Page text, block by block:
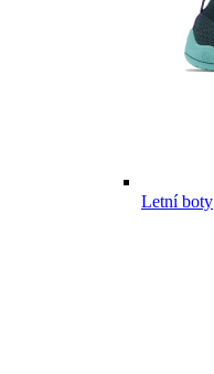
Letní boty